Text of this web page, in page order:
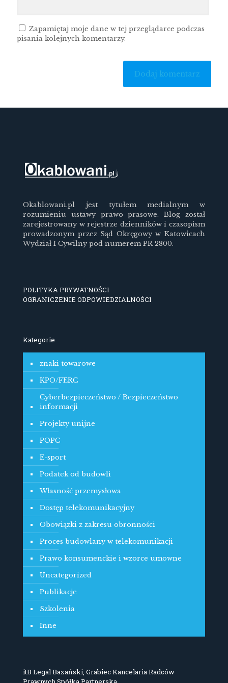
Zapamiętaj moje dane w tej przeglądarce podczas
pisania kolejnych komentarzy.
Okablowani.pl jest tytułem medialnym w
rozumieniu ustawy prawo prasowe. Blog został
zarejestrowany w rejestrze dzienników i czasopism
prowadzonym przez Sąd Okręgowy w Katowicach
Wydział I Cywilny pod numerem PR 2800.
POLITYKA PRYWATNOŚCI
OGRANICZENIE ODPOWIEDZIALNOŚCI
Kategorie
znaki towarowe
KPO/FERC
Cyberbezpieczeństwo / Bezpieczeństwo
informacji
Projekty unijne
POPC
E-sport
Podatek od budowli
Własność przemysłowa
Dostęp telekomunikacyjny
Obowiązki z zakresu obronności
Proces budowlany w telekomunikacji
Prawo konsumenckie i wzorce umowne
Uncategorized
Publikacje
Szkolenia
Inne
itB Legal Bazański, Grabiec Kancelaria Radców